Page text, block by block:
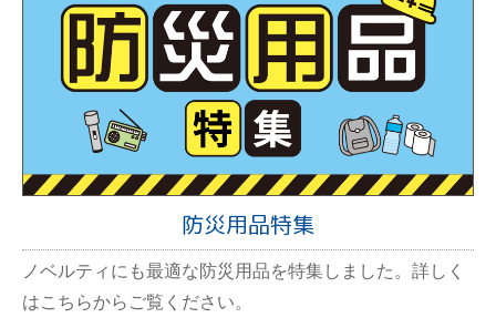
防災用品特集
ノベルティにも最適な防災用品を特集しました。詳しく
はこちらからご覧ください。